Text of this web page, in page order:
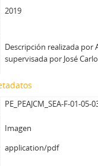
2019
Descripción realizada por
supervisada por José
PE_PEAJCM_SEA-F-01-
Imagen
application/pdf